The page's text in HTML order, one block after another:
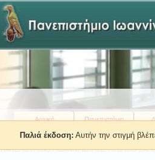
Παλιά έκδοση: Αυτήν την στιγμή
Αρχική Πανεπιστήμιο
Βρίσκεστε εδώ:» Ενημέρωση » Ανακοινώσεις »
ΠΑΝΕΠΙΣΤΗΜΙΟΥ ΙΩΑΝΝΙΝΩΝ ΜΕ ΤΟ ΔΗΜΟ